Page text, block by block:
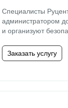
Специалисты
администратором
и организуют
Заказать услугу